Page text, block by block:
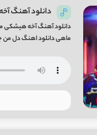
دانلود آهنگ
دانلود آهنگ آخه هیشکی
ماهی دانلود اهنگ دل من